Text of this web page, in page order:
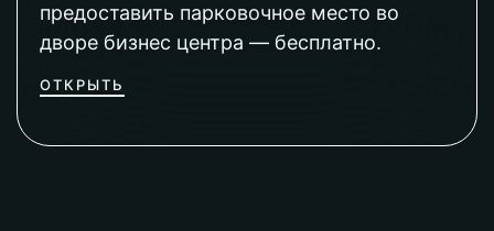
предоставить парковочное место во
дворе бизнес центра — бесплатно.
ОТКРЫТЬ